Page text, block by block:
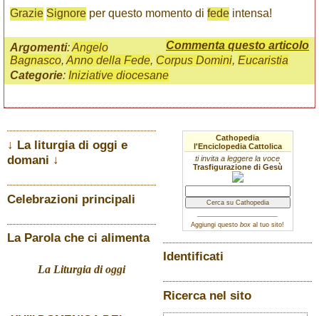
Grazie Signore per questo momento di fede intensa!
Commenta questo articolo
Argomenti:Angelo
Bagnasco, Anno della Fede, Corpus Domini, Eucaristia
Categorie: Iniziative diocesane
↓ La liturgia di oggi e
domani ↓
Celebrazioni principali
La Parola che ci alimenta
La Liturgia di oggi
Cathopedia
l'Enciclopedia Cattolica
ti invita a leggere la voce
Trasfigurazione di Gesù
Aggiungi questo box al tuo sito!
Identificati
Ricerca nel sito